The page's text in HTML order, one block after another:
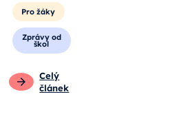
Pro žáky
Zprávy od
škol
Celý
článek